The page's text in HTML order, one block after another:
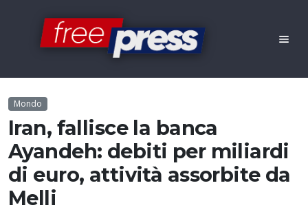
Mondo
Iran, fallisce la banca
Ayandeh: debiti per miliardi
di euro, attività assorbite da
Melli